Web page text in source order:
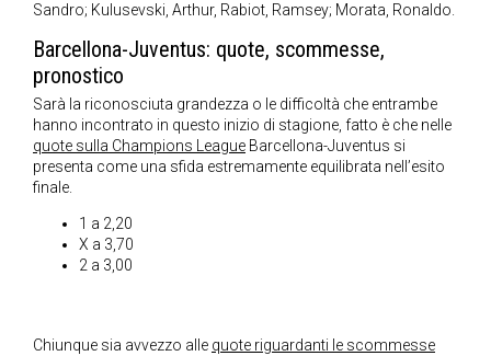
Sandro; Kulusevski, Arthur, Rabiot, Ramsey; Morata, Ronaldo.
Barcellona-Juventus: quote, scommesse,
pronostico
Sarà la riconosciuta grandezza o le difficoltà che entrambe
hanno incontrato in questo inizio di stagione, fatto è che nelle
quote sulla Champions League Barcellona-Juventus si
presenta come una sfida estremamente equilibrata nell’esito
finale.
1 a 2,20
X a 3,70
2 a 3,00
Chiunque sia avvezzo alle quote riguardanti le scommesse